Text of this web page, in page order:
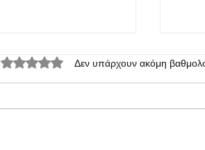
Βαθμολογήθηκε με 0 από 5 αστέρια.
Δεν υπάρχουν ακόμη